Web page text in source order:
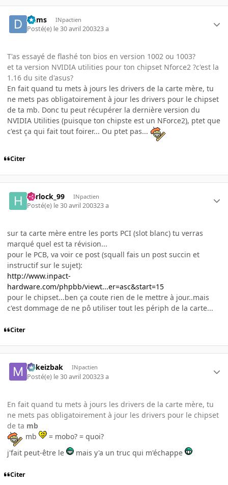
Dams INpactien
Posté(e) le 30 avril 200323 a
T'as essayé de flashé ton bios en version 1002 ou 1003?
et ta version NVIDIA utilities pour ton chipset Nforce2 ?c'est la
1.16 du site d'asus?
En fait quand tu mets à jours les drivers de la carte mère, tu
ne mets pas obligatoirement à jour les drivers pour le chipset
de ta mb. Donc tu peut récupérer la dernière version du
NVIDIA Utilities (puisque ton chipste est un NForce2), ptet que
c'est ça qui fait tout foirer... Ou ptet pas...
Citer
harlock_99 INpactien
Posté(e) le 30 avril 200323 a
sur ta carte mère entre les ports PCI (slot blanc) tu verras
marqué quel est ta révision...
pour le PCB, va voir ce post (squall fais un post succin et
instructif sur le sujet):
http://www.inpact-
hardware.com/phpbb/viewt...er=asc&start=15
pour le chipset...ben ça coute rien de le mettre à jour..mais
c'est dommage de ne pô utiliser tout les périph de la carte...
Citer
Mikeizbak INpactien
Posté(e) le 30 avril 200323 a
En fait quand tu mets à jours les drivers de la carte mère, tu
ne mets pas obligatoirement à jour les drivers pour le chipset
de ta mb
mb
= mobo? = quoi?
j'fait peut-être le
mais y'a un truc qui m'échappe
Citer